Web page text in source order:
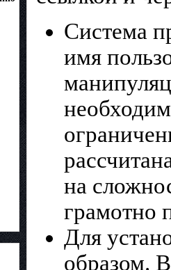
Система
имя
на
грамотно
Для
образом.